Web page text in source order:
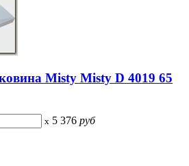
Misty Misty D 4019 65
x 5 376 руб